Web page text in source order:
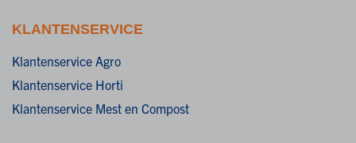
KLANTENSERVICE
Klantenservice Agro
Klantenservice Horti
Klantenservice Mest en Compost